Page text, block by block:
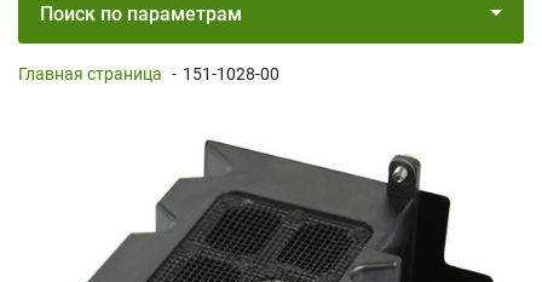
Поиск по параметрам
Главная страница - 151-1028-00